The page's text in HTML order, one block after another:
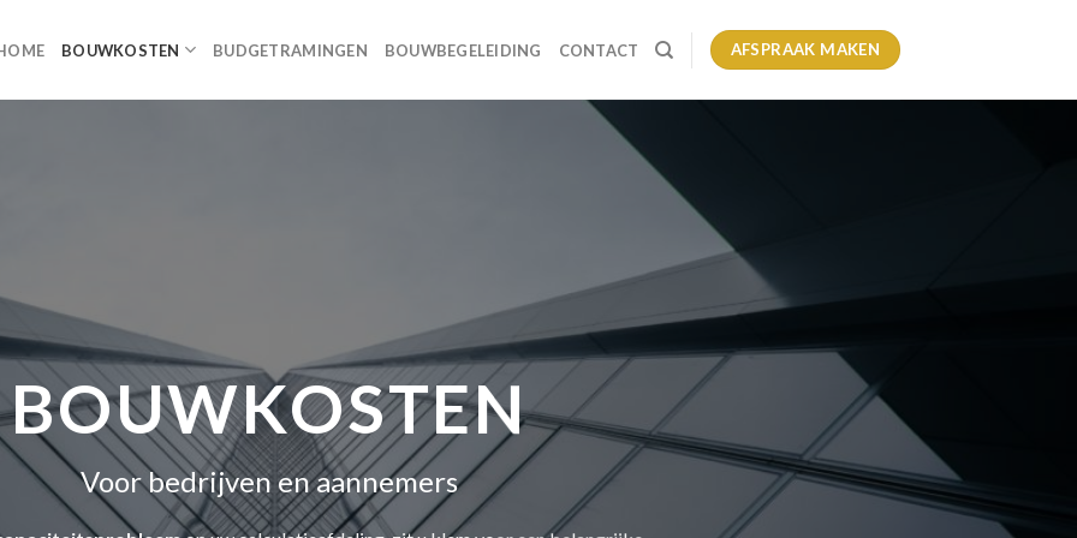
BOUWKOSTEN BUDGETRAMINGEN BOUWBEGELEIDING CONTACT AFSPRAAK MAKEN
BOUWKOSTEN
Voor bedrijven en aannemers